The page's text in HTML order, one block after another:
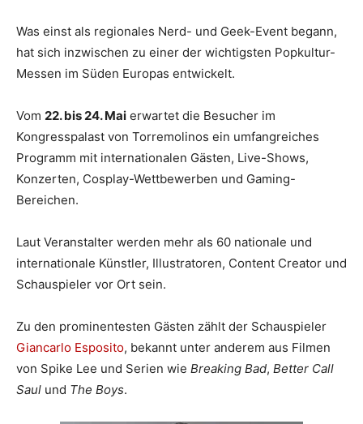
Was einst als regionales Nerd- und Geek-Event begann,
hat sich inzwischen zu einer der wichtigsten Popkultur-
Messen im Süden Europas entwickelt.
Vom 22. bis 24. Mai erwartet die Besucher im
Kongresspalast von Torremolinos ein umfangreiches
Programm mit internationalen Gästen, Live-Shows,
Konzerten, Cosplay-Wettbewerben und Gaming-
Bereichen.
Laut Veranstalter werden mehr als 60 nationale und
internationale Künstler, Illustratoren, Content Creator und
Schauspieler vor Ort sein.
Zu den prominentesten Gästen zählt der Schauspieler
Giancarlo Esposito, bekannt unter anderem aus Filmen
von Spike Lee und Serien wie Breaking Bad, Better Call
Saul und The Boys.